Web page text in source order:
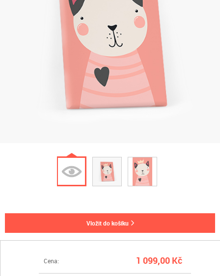
Cena: 1 099,00 Kč
vložit do košíku